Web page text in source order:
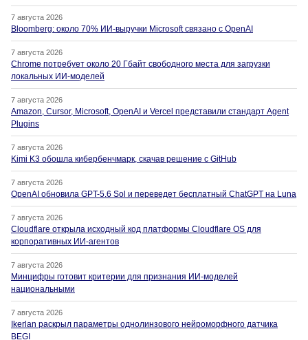
7 августа 2026
Bloomberg: около 70% ИИ-выручки Microsoft связано с OpenAI
7 августа 2026
Chrome потребует около 20 Гбайт свободного места для загрузки
локальных ИИ-моделей
7 августа 2026
Amazon, Cursor, Microsoft, OpenAI и Vercel представили стандарт Agent
Plugins
7 августа 2026
Kimi K3 обошла кибербенчмарк, скачав решение с GitHub
7 августа 2026
OpenAI обновила GPT-5.6 Sol и переведет бесплатный ChatGPT на Luna
7 августа 2026
Cloudflare открыла исходный код платформы Cloudflare OS для
корпоративных ИИ-агентов
7 августа 2026
Минцифры готовит критерии для признания ИИ-моделей
национальными
7 августа 2026
Ikerlan раскрыл параметры однолинзового нейроморфного датчика
BEGI